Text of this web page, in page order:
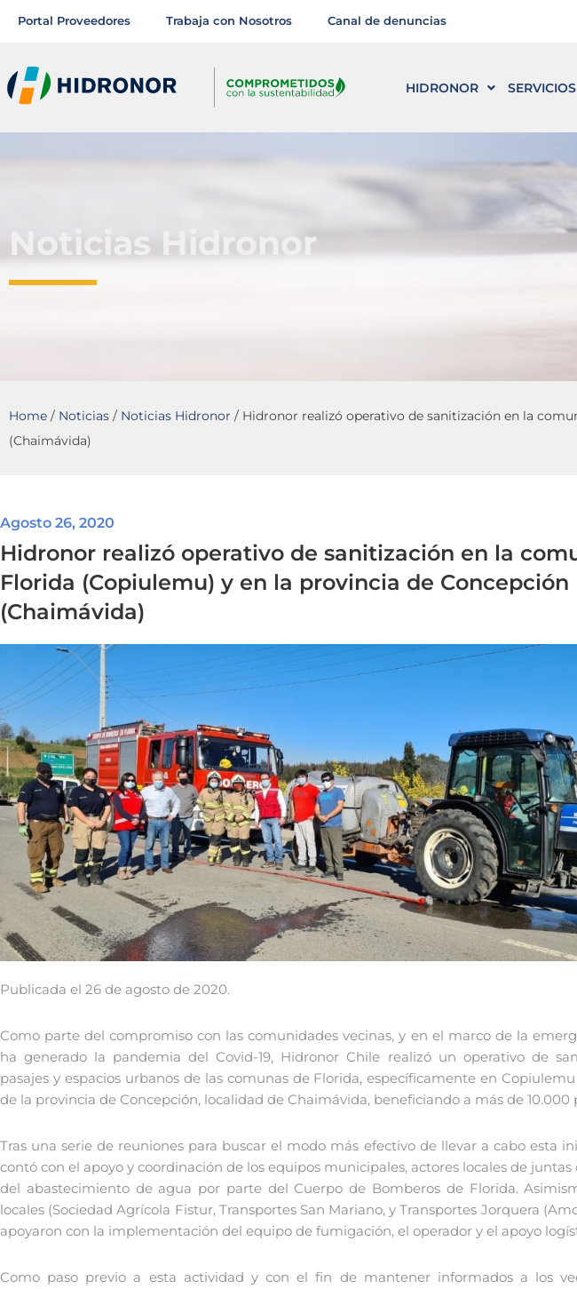
Portal Proveedores Trabaja con Nosotros Canal de denuncias
HIDRONOR SERVICIOS
Noticias Hidronor
Home / Noticias / Noticias Hidronor / Hidronor realizó operativo de sanitización en la
(Chaimávida)
Agosto 26, 2020
Hidronor realizó operativo de sanitización en la
Florida (Copiulemu) y en la provincia de Concepción
(Chaimávida)
Publicada el 26 de agosto de 2020.
Como parte del compromiso con las comunidades vecinas, y en el marco de la
ha generado la pandemia del Covid-19, Hidronor Chile realizó un operativo de
pasajes y espacios urbanos de las comunas de Florida, específicamente en
de la provincia de Concepción, localidad de Chaimávida, beneficiando a más de 10.000
Tras una serie de reuniones para buscar el modo más efectivo de llevar a cabo esta
contó con el apoyo y coordinación de los equipos municipales, actores locales de juntas
del abastecimiento de agua por parte del Cuerpo de Bomberos de Florida.
locales (Sociedad Agrícola Fistur, Transportes San Mariano, y Transportes Jorquera
apoyaron con la implementación del equipo de fumigación, el operador y el apoyo
Como paso previo a esta actividad y con el fin de mantener informados a los